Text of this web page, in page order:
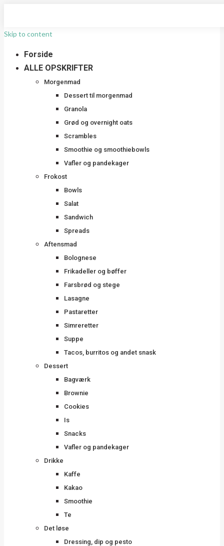
Skip to content
Forside
ALLE OPSKRIFTER
Morgenmad
Dessert til morgenmad
Granola
Grød og overnight oats
Scrambles
Smoothie og smoothiebowls
Vafler og pandekager
Frokost
Bowls
Salat
Sandwich
Spreads
Aftensmad
Bolognese
Frikadeller og bøffer
Farsbrød og stege
Lasagne
Pastaretter
Simreretter
Suppe
Tacos, burritos og andet snask
Dessert
Bagværk
Brownie
Cookies
Is
Snacks
Vafler og pandekager
Drikke
Kaffe
Kakao
Smoothie
Te
Det løse
Dressing, dip og pesto